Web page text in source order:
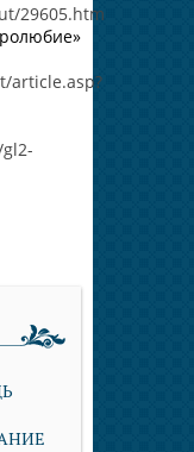
29605.htm
article.asp?